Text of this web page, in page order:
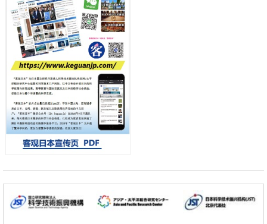
日元
科学研究
千叶大学鉴定出导致难治性疾病“肺高血压症”恶化的蛋白质“MYL9/12”，
会引发血管结构恶化
科学研究
京都大学高效生成光的构成单元“光子”，可应用于量子计算机
科学研究
开发出300亿年仅误差1秒的光晶格钟，构建网络将其打造为下一代社会
基础设施
经济・社会
日本成立“以人为本AI联盟”——力争借助AI拓展社会公众创造力，依托
产学合作推进研发
科学研究
立教大学在试管内构建长链人工基因组DNA自我复制系统，有望实现携
带大量基因的人工细胞
政策